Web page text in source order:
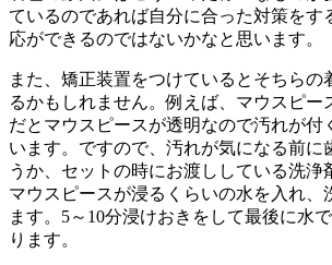
ているのであれば自分に合った対策をす
応ができるのではないかなと思います。
また、矯正装置をつけているとそちらの
るかもしれません。例えば、マウスピー
だとマウスピースが透明なので汚れが付
います。ですので、汚れが気になる前に
うか、セットの時にお渡ししている洗浄
マウスピースが浸るくらいの水を入れ、
ます。5～10分浸けおきをして最後に水
ります。